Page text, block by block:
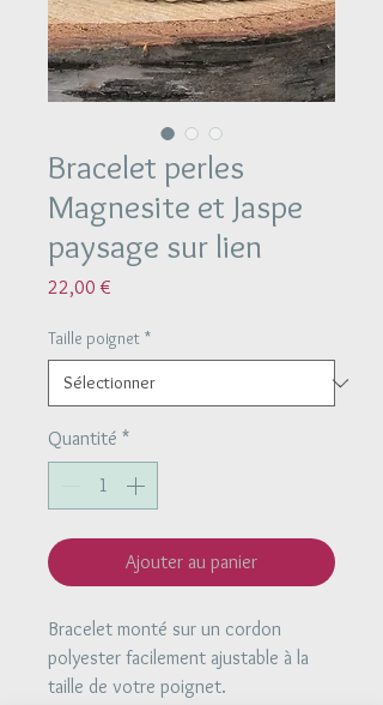
Bracelet perles
Magnesite et Jaspe
paysage sur lien
22,00 €
Taille poignet *
Quantité *
Ajouter au panier
Bracelet monté sur un cordon
polyester facilement ajustable à la
taille de votre poignet.